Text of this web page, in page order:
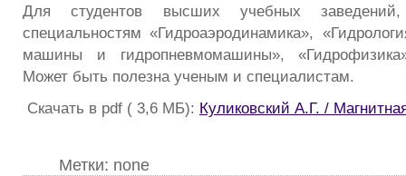
Для студентов высших учебных
специальностям «Гидроаэродинамика»,
машины и гидропневмомашины»,
Может быть полезна ученым и специалистам.
Скачать в pdf ( 3,6 МБ): Куликовский А.Г. /
Метки: none